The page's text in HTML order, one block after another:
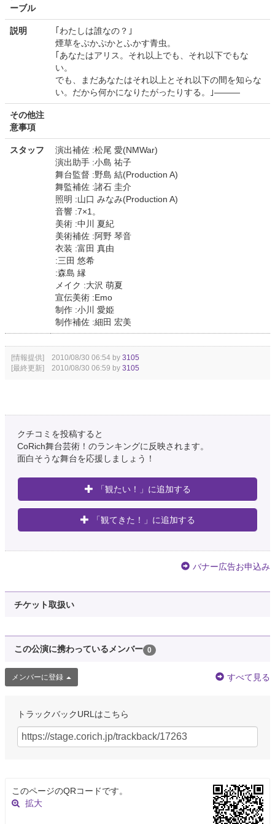
ーブル
説明
｢わたしは誰なの？｣
煙草をぷかぷかとふかす青虫。
｢あなたはアリス。それ以上でも、それ以下でもな
い。
でも、まだあなたはそれ以上とそれ以下の間を知らな
い。だから何かになりたがったりする。｣―――
その他注
意事項
スタッフ
演出補佐 :松尾 愛(NMWar)
演出助手 :小島 祐子
舞台監督 :野島 結(Production A)
舞監補佐 :諸石 圭介
照明 :山口 みなみ(Production A)
音響 :7×1。
美術 :中川 夏紀
美術補佐 :阿野 琴音
衣装 :富田 真由
:三田 悠希
:森島 縁
メイク :大沢 萌夏
宣伝美術 :Emo
制作 :小川 愛姫
制作補佐 :細田 宏美
[情報提供] 2010/08/30 06:54 by 3105
[最終更新] 2010/08/30 06:59 by 3105
クチコミを投稿すると
CoRich舞台芸術！のランキングに反映されます。
面白そうな舞台を応援しましょう！
「観たい！」に追加する
「観てきた！」に追加する
バナー広告お申込み
チケット取扱い
この公演に携わっているメンバー 0
メンバーに登録 すべて見る
トラックバックURLはこちら
このページのQRコードです。
拡大